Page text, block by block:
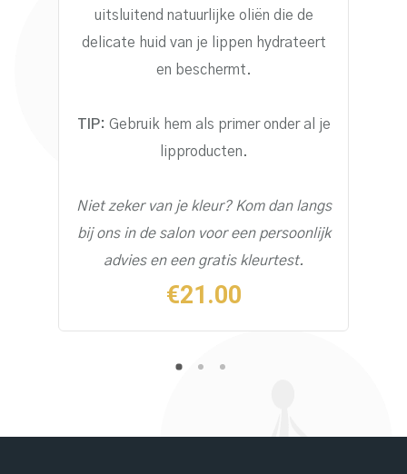
uitsluitend natuurlijke oliën die de
delicate huid van je lippen hydrateert
en beschermt.
TIP: Gebruik hem als primer onder al je
lipproducten.
Niet zeker van je kleur? Kom dan langs
bij ons in de salon voor een persoonlijk
advies en een gratis kleurtest.
€21.00